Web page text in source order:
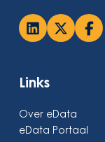
Links
Over eData
eData Portaal